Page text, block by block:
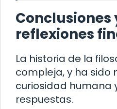
Conclusiones
reflexiones
La historia de la
compleja, y ha sido
curiosidad humana
respuestas.